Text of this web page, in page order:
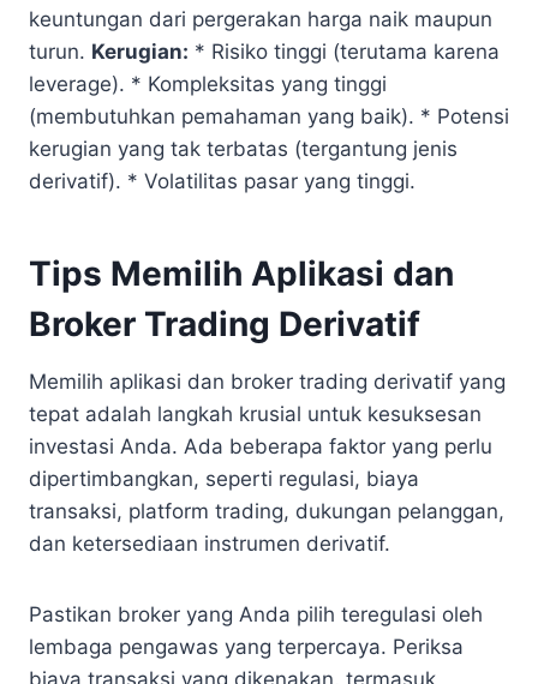
keuntungan dari pergerakan harga naik maupun
turun. Kerugian: * Risiko tinggi (terutama karena
leverage). * Kompleksitas yang tinggi
(membutuhkan pemahaman yang baik). * Potensi
kerugian yang tak terbatas (tergantung jenis
derivatif). * Volatilitas pasar yang tinggi.
Tips Memilih Aplikasi dan
Broker Trading Derivatif
Memilih aplikasi dan broker trading derivatif yang
tepat adalah langkah krusial untuk kesuksesan
investasi Anda. Ada beberapa faktor yang perlu
dipertimbangkan, seperti regulasi, biaya
transaksi, platform trading, dukungan pelanggan,
dan ketersediaan instrumen derivatif.
Pastikan broker yang Anda pilih teregulasi oleh
lembaga pengawas yang terpercaya. Periksa
biaya transaksi yang dikenakan, termasuk